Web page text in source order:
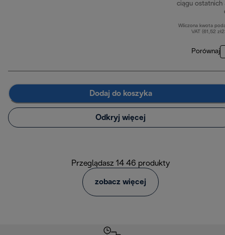
ciągu ostatnich
Wliczona kwota
VAT (61,52
Porównaj
Dodaj do koszyka
Odkryj więcej
Przeglądasz 14 46 produkty
zobacz więcej